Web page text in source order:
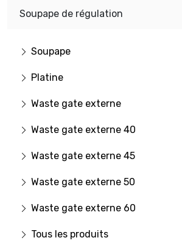
Soupape de régulation
Soupape
Platine
Waste gate externe
Waste gate externe 40
Waste gate externe 45
Waste gate externe 50
Waste gate externe 60
Tous les produits